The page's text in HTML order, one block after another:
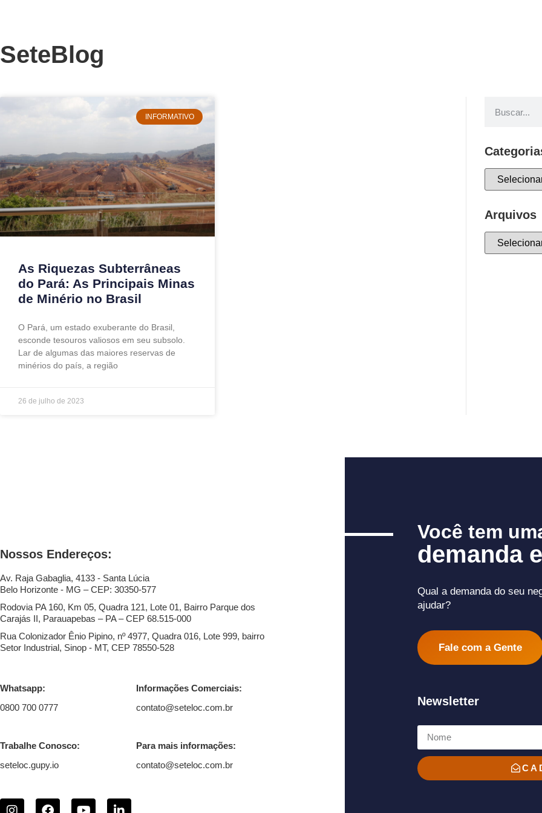
SeteBlog
INFORMATIVO
As Riquezas Subterrâneas
do Pará: As Principais Minas
de Minério no Brasil
O Pará, um estado exuberante do Brasil,
esconde tesouros valiosos em seu subsolo.
Lar de algumas das maiores reservas de
minérios do país, a região
26 de julho de 2023
Arquivos
Nossos Endereços:
Av. Raja Gabaglia, 4133 - Santa Lúcia
Belo Horizonte - MG – CEP: 30350-577
Rodovia PA 160, Km 05, Quadra 121, Lote 01, Bairro Parque dos
Carajás II, Parauapebas – PA – CEP 68.515-000
Rua Colonizador Ênio Pipino, nº 4977, Quadra 016, Lote 999, bairro
Setor Industrial, Sinop - MT, CEP 78550-528
Whatsapp:
0800 700 0777
Informações Comerciais:
contato@seteloc.com.br
Trabalhe Conosco:
seteloc.gupy.io
Para mais informações:
contato@seteloc.com.br
Você tem
demanda
Qual a demanda do seu
ajudar?
Fale com a Gente
Newsletter